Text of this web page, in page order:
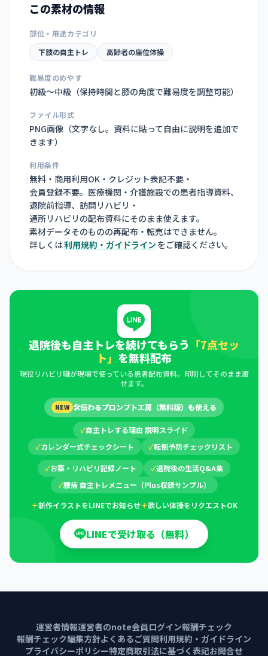
この素材の情報
部位・用途カテゴリ
下肢の自主トレ
高齢者の座位体操
難易度のめやす
初級〜中級（保持時間と膝の角度で難易度を調整可能）
ファイル形式
PNG画像（文字なし。資料に貼って自由に説明を追加で
きます）
利用条件
無料・商用利用OK・クレジット表記不要・
会員登録不要。医療機関・介護施設での患者指導資料、
退院前指導、訪問リハビリ・
通所リハビリの配布資料にそのまま使えます。
素材データそのものの再配布・転売はできません。
詳しくは利用規約・ガイドライン をご確認ください。
退院後も自主トレを続けてもらう 「7点セッ
ト」 を無料配布
現役リハビリ職が現場で使っている患者配布資料。印刷してそのまま渡
せます。
NEW 🛠伝わるプロンプト工房（無料版）も使える
✓自主トレする理由 説明スライド
✓カレンダー式チェックシート ✓転倒予防チェックリスト
✓お薬・リハビリ記録ノート ✓退院後の生活Q&A集
✓腰痛 自主トレメニュー（Plus収録サンプル）
＋新作イラストをLINEでお知らせ＋欲しい体操をリクエストOK
LINEで受け取る（無料）
運営者情報運営者のnote会員ログイン報酬チェック
報酬チェック編集方針よくあるご質問利用規約・ガイドライン
プライバシーポリシー特定商取引法に基づく表記お問合せ